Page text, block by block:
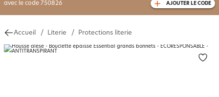
avec le code 750826 AJOUTER LE CODE
Accueil Literie Protections literie